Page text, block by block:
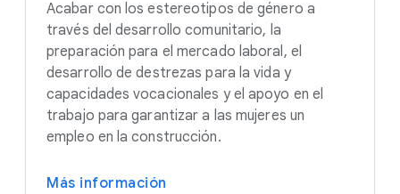
Acabar con los estereotipos de género a
través del desarrollo comunitario, la
preparación para el mercado laboral, el
desarrollo de destrezas para la vida y
capacidades vocacionales y el apoyo en el
trabajo para garantizar a las mujeres un
empleo en la construcción.
Más información